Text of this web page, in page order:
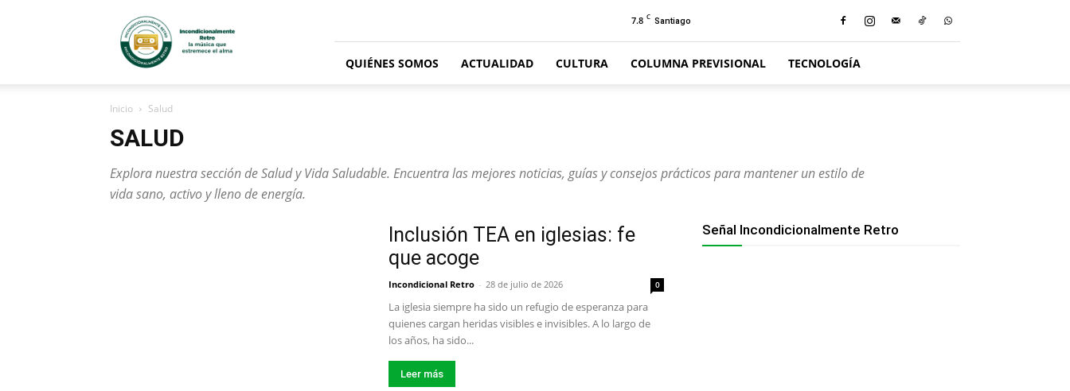
Incondicionalmente
Retro
7.8 C Santiago
QUIÉNES SOMOS ACTUALIDAD CULTURA COLUMNA PREVISIONAL TECNOLOGÍA
Inicio Salud
SALUD
Explora nuestra sección de Salud y Vida Saludable. Encuentra las mejores noticias, guías y consejos prácticos para mantener un estilo de
vida sano, activo y lleno de energía.
Inclusión TEA en iglesias: fe
que acoge
Incondicional Retro - 28 de julio de 2026 0
La iglesia siempre ha sido un refugio de esperanza para
quienes cargan heridas visibles e invisibles. A lo largo de
los años, ha sido...
Leer más
Señal Incondicionalmente Retro